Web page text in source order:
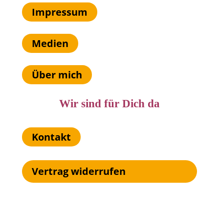
Impressum
Medien
Über mich
Wir sind für Dich da
Kontakt
Vertrag widerrufen